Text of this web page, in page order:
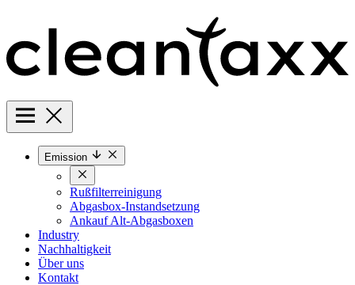
Emission
Rußfilterreinigung
Abgasbox-Instandsetzung
Ankauf Alt-Abgasboxen
Industry
Nachhaltigkeit
Über uns
Kontakt